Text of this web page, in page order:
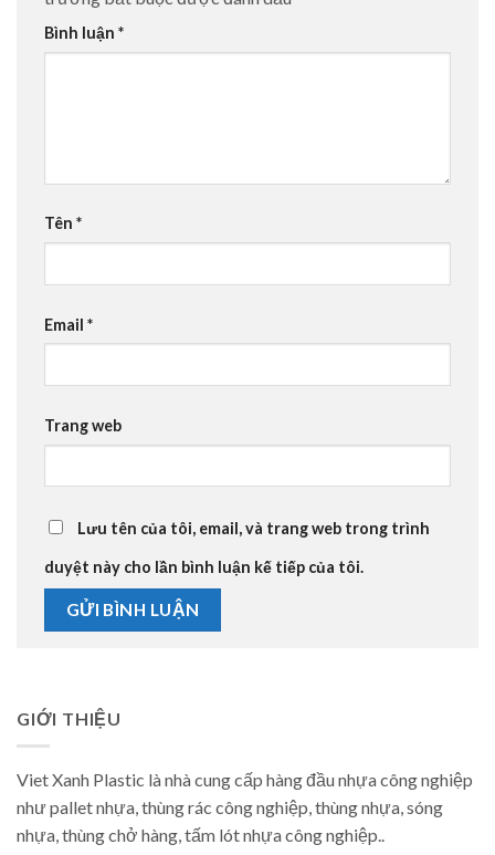
Bình luận *
Tên *
Email *
Trang web
Lưu tên của tôi, email, và trang web trong trình
duyệt này cho lần bình luận kế tiếp của tôi.
GIỚI THIỆU
Viet Xanh Plastic là nhà cung cấp hàng đầu nhựa công nghiệp
như pallet nhựa, thùng rác công nghiệp, thùng nhựa, sóng
nhựa, thùng chở hàng, tấm lót nhựa công nghiệp..